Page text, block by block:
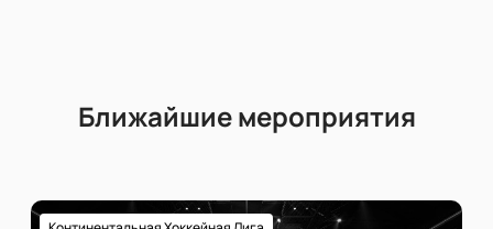
Ближайшие мероприятия